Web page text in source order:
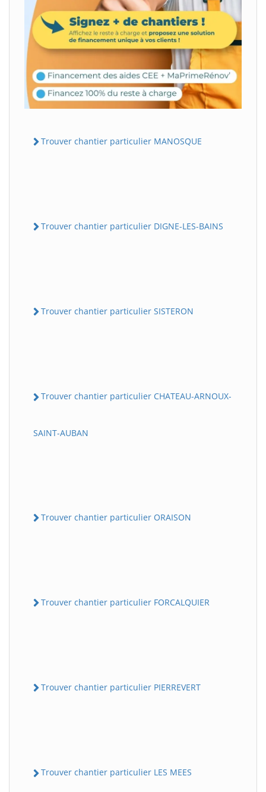
Trouver chantier particulier MANOSQUE
Trouver chantier particulier DIGNE-LES-BAINS
Trouver chantier particulier SISTERON
Trouver chantier particulier CHATEAU-ARNOUX-
SAINT-AUBAN
Trouver chantier particulier ORAISON
Trouver chantier particulier FORCALQUIER
Trouver chantier particulier PIERREVERT
Trouver chantier particulier LES MEES